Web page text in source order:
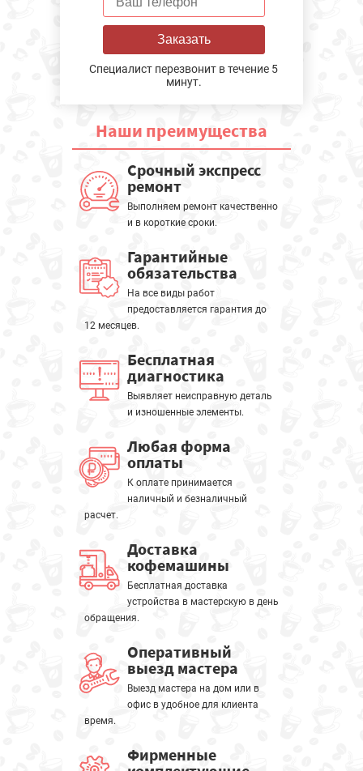
Заказать
Специалист перезвонит в течение 5
минут.
Наши преимущества
Срочный экспресс
ремонт
Выполняем ремонт качественно
и в короткие сроки.
Гарантийные
обязательства
На все виды работ
предоставляется гарантия до
12 месяцев.
Бесплатная
диагностика
Выявляет неисправную деталь
и изношенные элементы.
Любая форма
оплаты
К оплате принимается
наличный и безналичный
расчет.
Доставка
кофемашины
Бесплатная доставка
устройства в мастерскую в день
обращения.
Оперативный
выезд мастера
Выезд мастера на дом или в
офис в удобное для клиента
время.
Фирменные